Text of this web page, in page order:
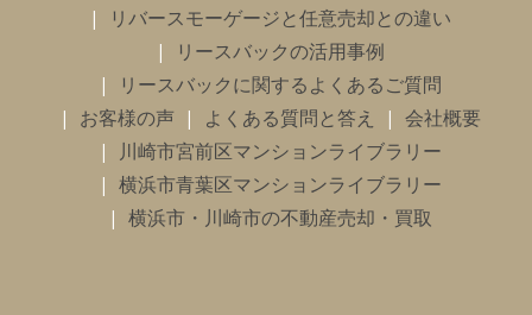
リバースモーゲージと任意売却との違い
リースバックの活用事例
リースバックに関するよくあるご質問
お客様の声
よくある質問と答え
会社概要
川崎市宮前区マンションライブラリー
横浜市青葉区マンションライブラリー
横浜市・川崎市の不動産売却・買取